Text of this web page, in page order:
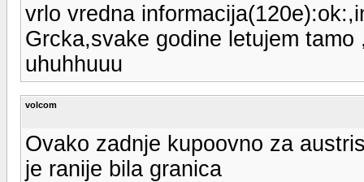
vrlo vredna
Grcka,svake godine letujem
uhuhhuuu
volcom
Ovako zadnje kupoovno za
je ranije bila granica